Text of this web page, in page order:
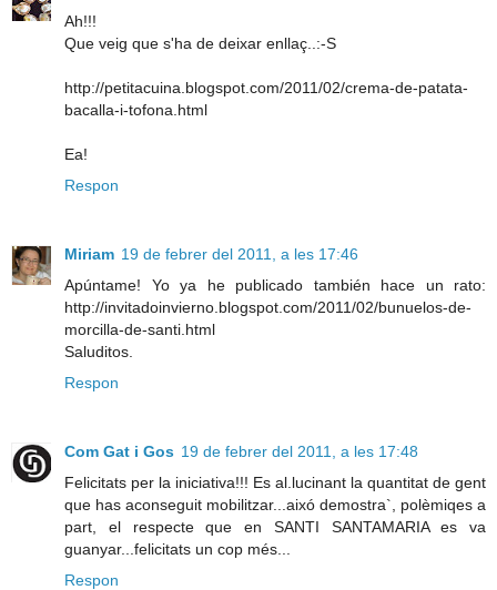
Ah!!!
Que veig que s'ha de deixar enllaç..:-S
http://petitacuina.blogspot.com/2011/02/crema-de-patata-
bacalla-i-tofona.html
Ea!
Respon
Miriam 19 de febrer del 2011, a les 17:46
Apúntame! Yo ya he publicado también hace un rato:
http://invitadoinvierno.blogspot.com/2011/02/bunuelos-de-
morcilla-de-santi.html
Saluditos.
Respon
Com Gat i Gos 19 de febrer del 2011, a les 17:48
Felicitats per la iniciativa!!! Es al.lucinant la quantitat de gent
que has aconseguit mobilitzar...aixó demostra`, polèmiqes a
part, el respecte que en SANTI SANTAMARIA es va
guanyar...felicitats un cop més...
Respon